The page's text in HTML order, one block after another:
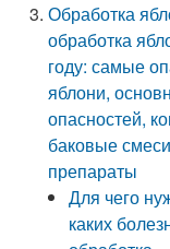
Обработка
обработка
году: самые
яблони,
опасностей,
баковые
препараты
Для чего
каких